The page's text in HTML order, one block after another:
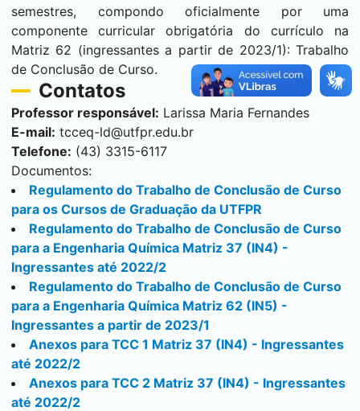
semestres, compondo oficialmente por uma
componente curricular obrigatória do currículo na
Matriz 62 (ingressantes a partir de 2023/1): Trabalho
de Conclusão de Curso.
Contatos
Professor responsável: Larissa Maria Fernandes
E-mail: tcceq-ld@utfpr.edu.br
Telefone: (43) 3315-6117
Documentos:
Regulamento do Trabalho de Conclusão de Curso
para os Cursos de Graduação da UTFPR
Regulamento do Trabalho de Conclusão de Curso
para a Engenharia Química Matriz 37 (IN4) -
Ingressantes até 2022/2
Regulamento do Trabalho de Conclusão de Curso
para a Engenharia Química Matriz 62 (IN5) -
Ingressantes a partir de 2023/1
Anexos para TCC 1 Matriz 37 (IN4) - Ingressantes
até 2022/2
Anexos para TCC 2 Matriz 37 (IN4) - Ingressantes
até 2022/2